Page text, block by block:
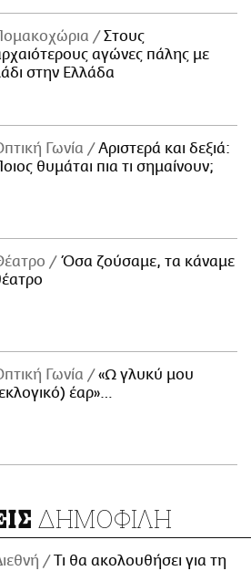
Στους
αγώνες πάλης με
στην Ελλάδα
Γωνία
Αριστερά και δεξιά:
Ποιος θυμάται πια τι σημαίνουν;
Όσα ζούσαμε, τα κάναμε
Γωνία
«Ω γλυκύ μου
έαρ»…
ΔΗΜΟΦΙΛΗ
Τι θα ακολουθήσει για τη